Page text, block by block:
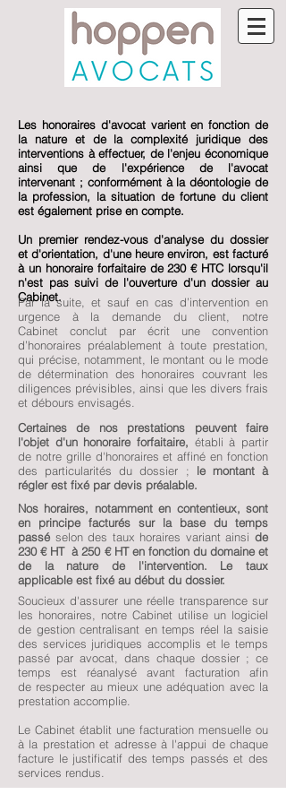
Les honoraires d'avocat varient en fonction de
la nature et de la complexité juridique des
interventions à effectuer, de l'enjeu économique
ainsi que de l'expérience de l'avocat
intervenant ; conformément à la déontologie de
la profession, la situation de fortune du client
est également prise en compte.
Un premier rendez-vous d'analyse du dossier
et d'orientation, d'une heure environ, est facturé
à un honoraire forfaitaire de 230 € HTC lorsqu'il
n'est pas suivi de l'ouverture d'un dossier au
Cabinet.
Par la suite, et sauf en cas d’intervention en
urgence à la demande du client, notre
Cabinet conclut par écrit une convention
d’honoraires préalablement à toute prestation,
qui précise, notamment, le montant ou le mode
de détermination des honoraires couvrant les
diligences prévisibles, ainsi que les divers frais
et débours envisagés.
Certaines de nos prestations peuvent faire
l'objet d'un honoraire forfaitaire, établi à partir
de notre grille d'honoraires et affiné en fonction
des particularités du dossier ; le montant à
régler est fixé par devis préalable.
Nos horaires, notamment en contentieux, sont
en principe facturés sur la base du temps
passé selon des taux horaires variant ainsi de
230 € HT à 250 € HT en fonction du domaine et
de la nature de l'intervention. Le taux
applicable est fixé au début du dossier.
Soucieux d'assurer une réelle transparence sur
les honoraires, notre Cabinet utilise un logiciel
de gestion centralisant en temps réel la saisie
des services juridiques accomplis et le temps
passé par avocat, dans chaque dossier ; ce
temps est réanalysé avant facturation afin
de respecter au mieux une adéquation avec la
prestation accomplie.
Le Cabinet établit une facturation mensuelle ou
à la prestation et adresse à l'appui de chaque
facture le justificatif des temps passés et des
services rendus.